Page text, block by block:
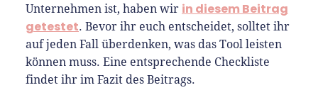
Unternehmen ist, haben wir in diesem Beitrag
getestet. Bevor ihr euch entscheidet, solltet ihr
auf jeden Fall überdenken, was das Tool leisten
können muss. Eine entsprechende Checkliste
findet ihr im Fazit des Beitrags.